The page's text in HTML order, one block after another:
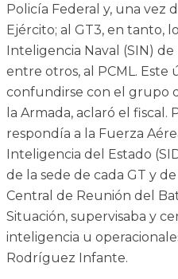
Policía Federal y, una vez
Ejército; al GT3, en tanto,
Inteligencia Naval (SIN) de
entre otros, al PCML. Este
confundirse con el grupo
la Armada, aclaró el fiscal.
respondía a la Fuerza
Inteligencia del Estado
de la sede de cada GT y
Central de Reunión del
Situación, supervisaba y
inteligencia u
Rodríguez Infante.